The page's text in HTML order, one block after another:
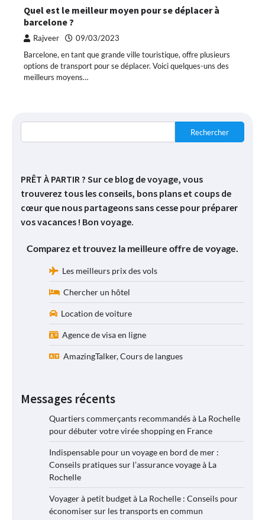
Quel est le meilleur moyen pour se déplacer à
barcelone ?
Rajveer 09/03/2023
Barcelone, en tant que grande ville touristique, offre plusieurs
options de transport pour se déplacer. Voici quelques-uns des
meilleurs moyens…
Rechercher
PRÊT À PARTIR ? Sur ce blog de voyage, vous
trouverez tous les conseils, bons plans et coups de
cœur que nous partageons sans cesse pour préparer
vos vacances ! Bon voyage.
Comparez et trouvez la meilleure offre de voyage.
Les meilleurs prix des vols
Chercher un hôtel
Location de voiture
Agence de visa en ligne
AmazingTalker, Cours de langues
Messages récents
Quartiers commerçants recommandés à La Rochelle
pour débuter votre virée shopping en France
Indispensable pour un voyage en bord de mer :
Conseils pratiques sur l’assurance voyage à La
Rochelle
Voyager à petit budget à La Rochelle : Conseils pour
économiser sur les transports en commun